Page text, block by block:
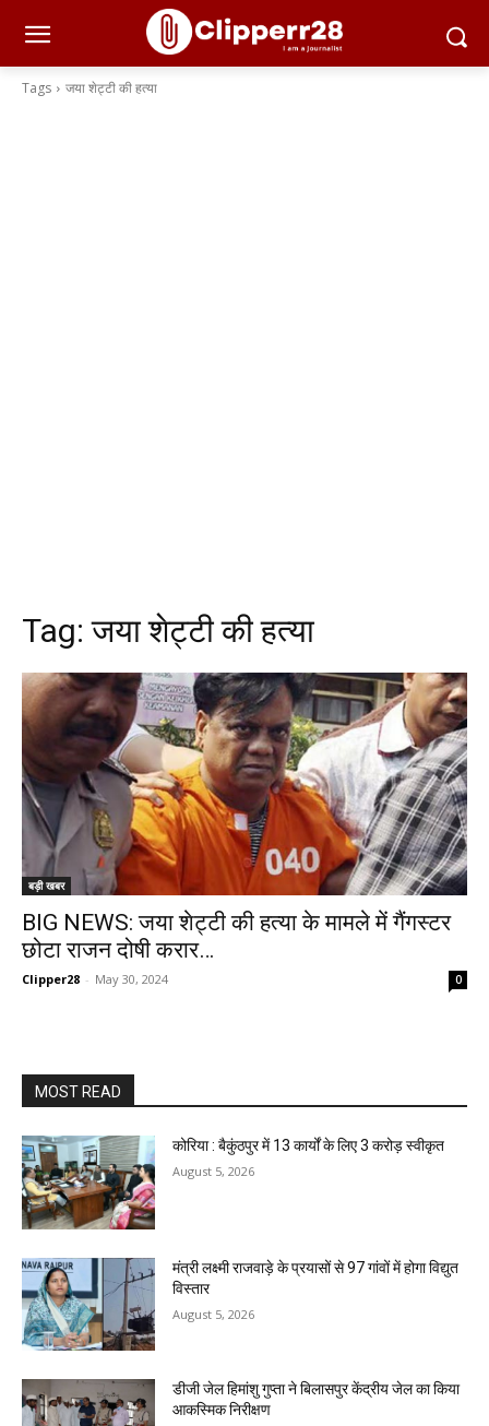
Tags जया शेट्टी की हत्या
Tag:जया शेट्टी की हत्या
बड़ी खबर
BIG NEWS: जया शेट्टी की हत्या के मामले में गैंगस्टर
छोटा राजन दोषी करार…
Clipper28 - May 30, 2024 0
MOST READ
कोरिया : बैकुंठपुर में 13 कार्यों के लिए 3 करोड़ स्वीकृत
August 5, 2026
मंत्री लक्ष्मी राजवाड़े के प्रयासों से 97 गांवों में होगा विद्युत
विस्तार
August 5, 2026
डीजी जेल हिमांशु गुप्ता ने बिलासपुर केंद्रीय जेल का किया
आकस्मिक निरीक्षण